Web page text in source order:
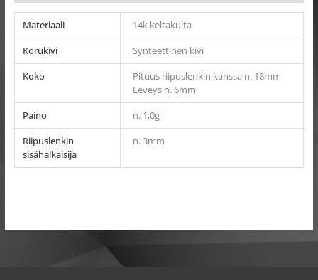
Materiaali
14k keltakulta
Korukivi
Synteettinen kivi
Koko
Pituus riipuslenkin kanssa n. 18mm
Leveys n. 6mm
Paino
n. 1,0g
Riipuslenkin
sisähalkaisija
n. 3mm